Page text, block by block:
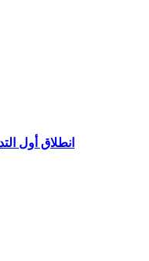
انطلاق أول